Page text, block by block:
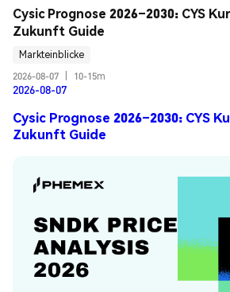
Cysic Prognose 2026–2030: CYS
Zukunft Guide
Markteinblicke
2026-08-07
10-15m
2026-08-07
Cysic Prognose 2026–2030: CYS
Zukunft Guide